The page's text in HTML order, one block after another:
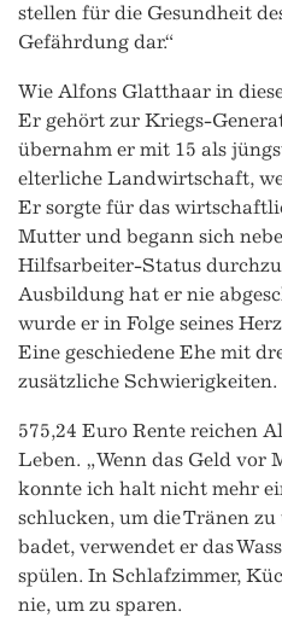
stellen für die Gesundheit
Gefährdung dar.“
Wie Alfons Glatthaar in
Er gehört zur Kriegs-
übernahm er mit 15 als
elterliche Landwirtschaft,
Er sorgte für das
Mutter und begann sich
Hilfsarbeiter-Status
Ausbildung hat er nie
wurde er in Folge seines
Eine geschiedene Ehe mit
zusätzliche Schwierigkeiten.
575,24 Euro Rente reichen
Leben. „Wenn das Geld vor
konnte ich halt nicht mehr
schlucken, um die Tränen
badet, verwendet er das
spülen. In Schlafzimmer,
nie, um zu sparen.